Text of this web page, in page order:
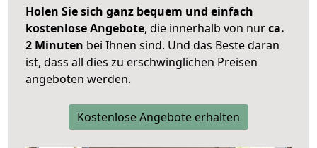
Holen Sie sich ganz bequem und einfach
kostenlose Angebote, die innerhalb von nurca.
2 Minuten bei Ihnen sind. Und das Beste daran
ist, dass all dies zu erschwinglichen Preisen
angeboten werden.
Kostenlose Angebote erhalten